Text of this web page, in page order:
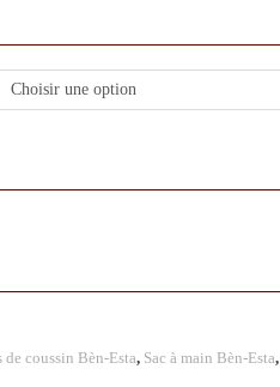
Choisir une option
de coussin Bèn-Esta, Sac à main Bèn-Esta,